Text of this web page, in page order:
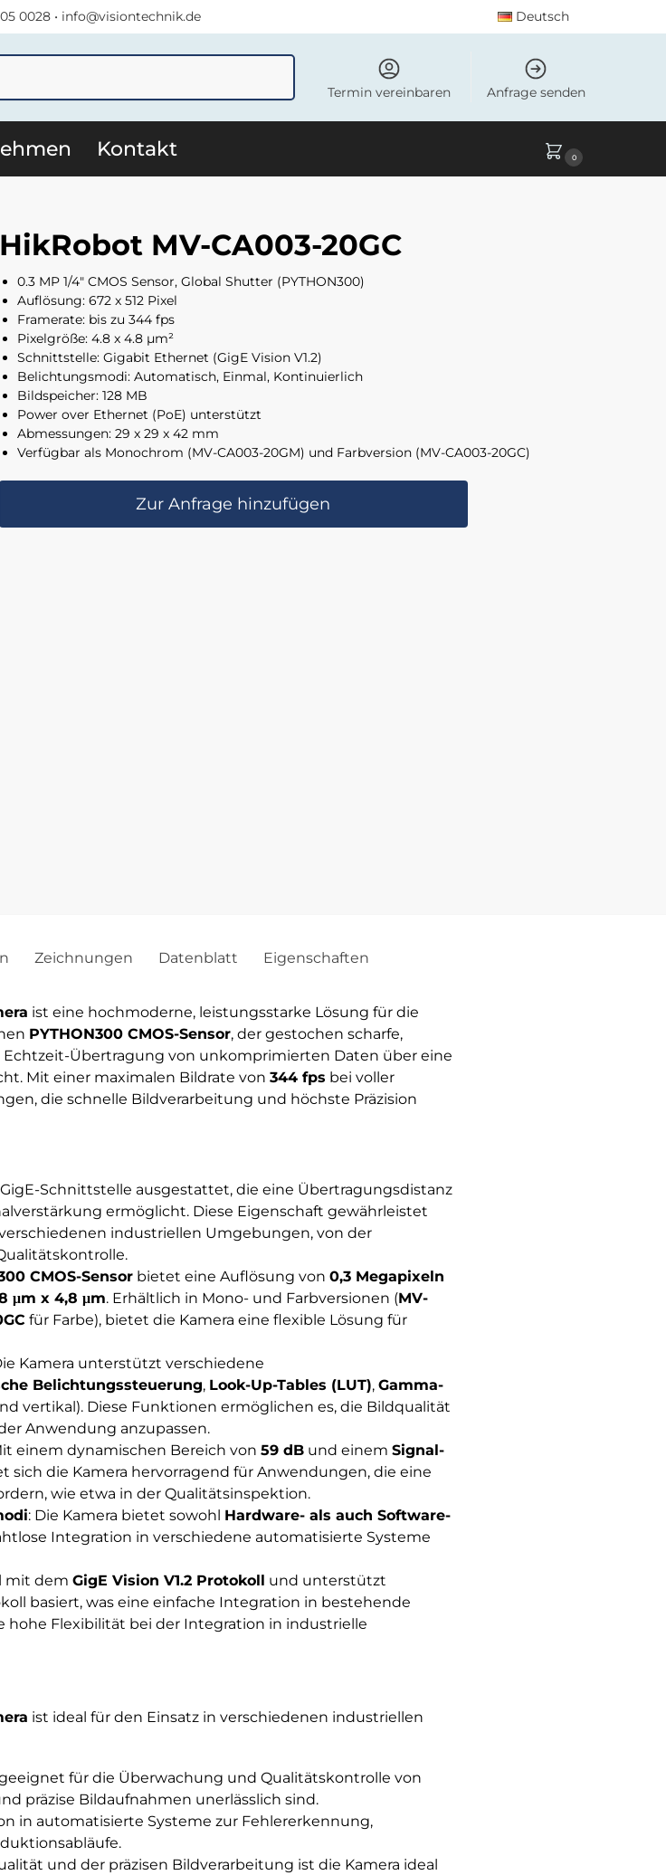
0028 • info@visiontechnik.de Deutsch
Termin vereinbaren Anfrage senden
Kontakt 0
HikRobot MV-CA003-20GC
0.3 MP 1/4″ CMOS Sensor, Global Shutter (PYTHON300)
Auflösung: 672 x 512 Pixel
Framerate: bis zu 344 fps
Pixelgröße: 4.8 x 4.8 µm²
Schnittstelle: Gigabit Ethernet (GigE Vision V1.2)
Belichtungsmodi: Automatisch, Einmal, Kontinuierlich
Bildspeicher: 128 MB
Power over Ethernet (PoE) unterstützt
Abmessungen: 29 x 29 x 42 mm
Verfügbar als Monochrom (MV-CA003-20GM) und Farbversion (MV-CA003-20GC)
Zur Anfrage hinzufügen
Zeichnungen Datenblatt Eigenschaften
ist eine hochmoderne, leistungsstarke Lösung für die
PYTHON300 CMOS-Sensor, der gestochen scharfe,
Übertragung von unkomprimierten Daten über eine
Mit einer maximalen Bildrate von 344 fps bei voller
die schnelle Bildverarbeitung und höchste Präzision
Schnittstelle ausgestattet, die eine Übertragungsdistanz
ermöglicht. Diese Eigenschaft gewährleistet
industriellen Umgebungen, von der
CMOS-Sensorbietet eine Auflösung von 0,3 Megapixeln
μm x 4,8 μm. Erhältlich in Mono- und Farbversionen (MV-
für Farbe), bietet die Kamera eine flexible Lösung für
Kamera unterstützt verschiedene
Belichtungssteuerung, Look-Up-Tables (LUT), Gamma-
vertikal). Diese Funktionen ermöglichen es, die Bildqualität
Anwendung anzupassen.
einem dynamischen Bereich von 59 dBund einem Signal-
sich die Kamera hervorragend für Anwendungen, die eine
wie etwa in der Qualitätsinspektion.
: Die Kamera bietet sowohl Hardware- als auch Software-
Integration in verschiedene automatisierte Systeme
mit dem GigE Vision V1.2 Protokoll und unterstützt
basiert, was eine einfache Integration in bestehende
hohe Flexibilität bei der Integration in industrielle
ist ideal für den Einsatz in verschiedenen industriellen
für die Überwachung und Qualitätskontrolle von
präzise Bildaufnahmen unerlässlich sind.
in automatisierte Systeme zur Fehlererkennung,
und der präzisen Bildverarbeitung ist die Kamera ideal